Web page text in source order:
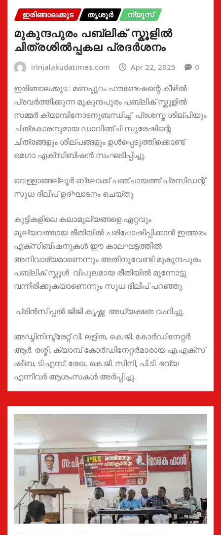
ഇരിങ്ങാലക്കുട തൃശൂർ ന്യൂസ്
മുകുന്ദപുരം പബ്ലിക് സ്കൂളിൽ
ചിത്രശിൽപ്പകല പ്രദർശനം
irinjalakudatimes.com Apr 22, 2025 0
ഇരിങ്ങാലക്കുട : മണപ്പുറം ഫൗണ്ടേഷന്റെ കീഴിൽ
പ്രവർത്തിക്കുന്ന മുകുന്ദപുരം പബ്ലിക് സ്കൂളിൽ
സമ്മർ ക്യാമ്പിനോടനുബന്ധിച്ച് പ്രശസ്ത ശില്പിയും
ചിത്രകാരനുമായ ഡാവിഞ്ചി സുരേഷിന്റെ
ചിത്രങ്ങളും ശില്പങ്ങളും ഉൾപ്പെടുത്തിക്കൊണ്ട്
മെഗാ എക്സിബിഷൻ സംഘടിപ്പിച്ചു.
വെള്ളാങ്ങല്ലൂർ ബ്ലോക്ക് പഞ്ചായത്ത് പ്രസിഡന്റ്
സുധ ദിലീപ് ഉദ്ഘാടനം ചെയ്തു.
കുട്ടികളിലെ കലാമൂല്യങ്ങളെ ഏറ്റവും
മൂല്യവത്തായ രീതിയിൽ പരിപോഷിപ്പിക്കാൻ ഇത്തരം
എക്സിബിഷനുകൾ ഈ കാലഘട്ടത്തിൽ
അനിവാര്യമാണെന്നും അതിനുവേണ്ടി മുകുന്ദപുരം
പബ്ലിക് സ്കൂൾ വിപുലമായ രീതിയിൽ മുന്നോട്ടു
വന്നിരിക്കുകയാണെന്നും സുധ ദിലീപ് പറഞ്ഞു.
പ്രിൻസിപ്പൽ ജിജി കൃഷ്ണ അധ്യക്ഷത വഹിച്ചു.
അഡ്മിനിസ്ട്രേറ്റ് വി. ലളിത, കെ.ജി. കോർഡിനേറ്റർ
ആർ. രശ്മി, ക്യാമ്പ് കോർഡിനേറ്റർമാരായ എ.എക്സ്.
ഷീബ, ടി.എസ്. രേഖ, കെ.ജി. സിനി, പി.ടി. ഭവ്യ
എന്നിവർ ആശംസകൾ അർപ്പിച്ചു.